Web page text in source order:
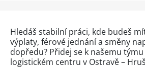
Hledáš stabilní práci, kde budeš
výplaty, férové jednání a směny
dopředu? Přidej se k našemu
logistickém centru v Ostravě –